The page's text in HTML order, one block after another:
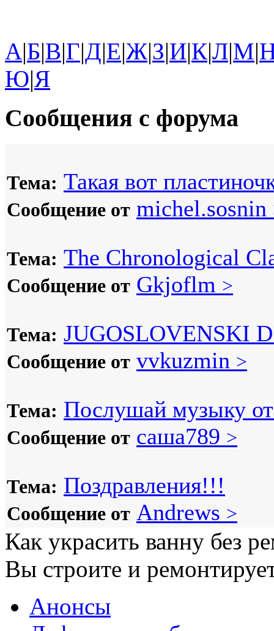
А|Б|В|Г|Д|Е|Ж|З|И|К|Л|М|
Ю|Я
Сообщения с форума
Тема: Такая вот
Сообщение от michel.sosnin
Тема: The Chronological
Сообщение от Gkjoflm >
Тема: JUGOSLOVENSKI
Сообщение от vvkuzmin >
Тема: Послушай музыку
Сообщение от саша789 >
Тема: Поздравления!!!
Сообщение от Andrews >
Как украсить ванну без
Вы строите и
Анонсы